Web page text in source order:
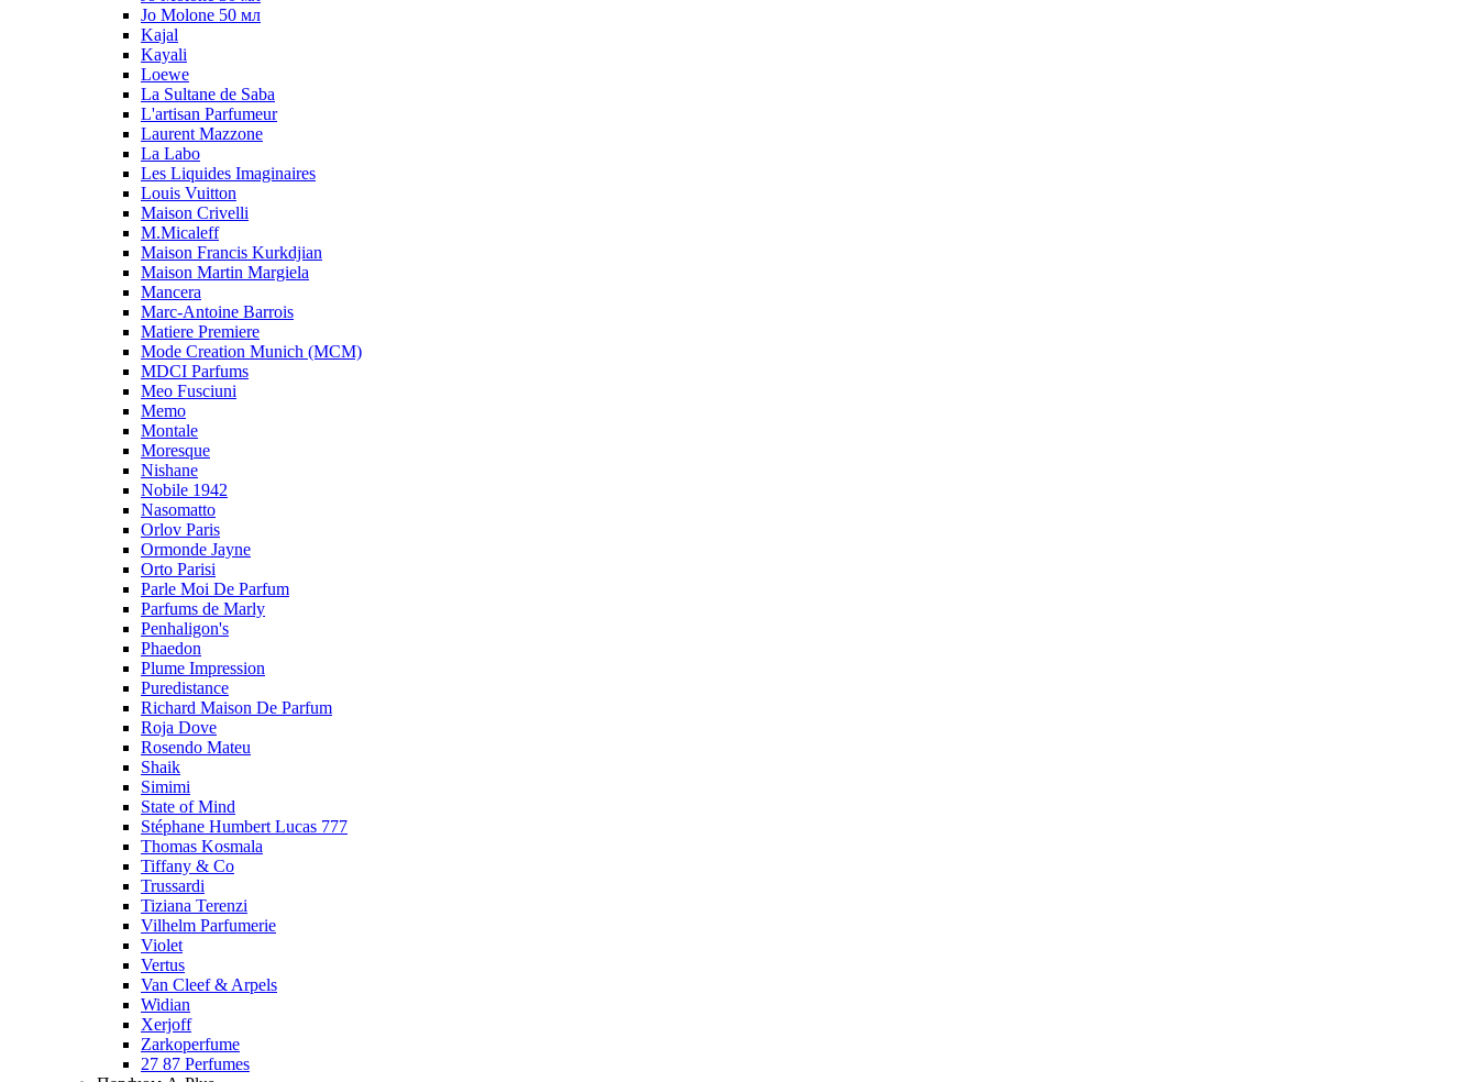
Jo Molone 50 мл
Kajal
Kayali
Loewe
La Sultane de Saba
L'artisan Parfumeur
Laurent Mazzone
La Labo
Les Liquides Imaginaires
Louis Vuitton
Maison Crivelli
M.Micaleff
Maison Francis Kurkdjian
Maison Martin Margiela
Mancera
Marc-Antoine Barrois
Matiere Premiere
Mode Creation Munich (MCM)
MDCI Parfums
Meo Fusciuni
Memo
Montale
Moresque
Nishane
Nobile 1942
Nasomatto
Orlov Paris
Ormonde Jayne
Orto Parisi
Parle Moi De Parfum
Parfums de Marly
Penhaligon's
Phaedon
Plume Impression
Puredistance
Richard Maison De Parfum
Roja Dove
Rosendo Mateu
Shaik
Simimi
State of Mind
Stéphane Humbert Lucas 777
Thomas Kosmala
Tiffany & Co
Trussardi
Tiziana Terenzi
Vilhelm Parfumerie
Violet
Vertus
Van Cleef & Arpels
Widian
Xerjoff
Zarkoperfume
27 87 Perfumes